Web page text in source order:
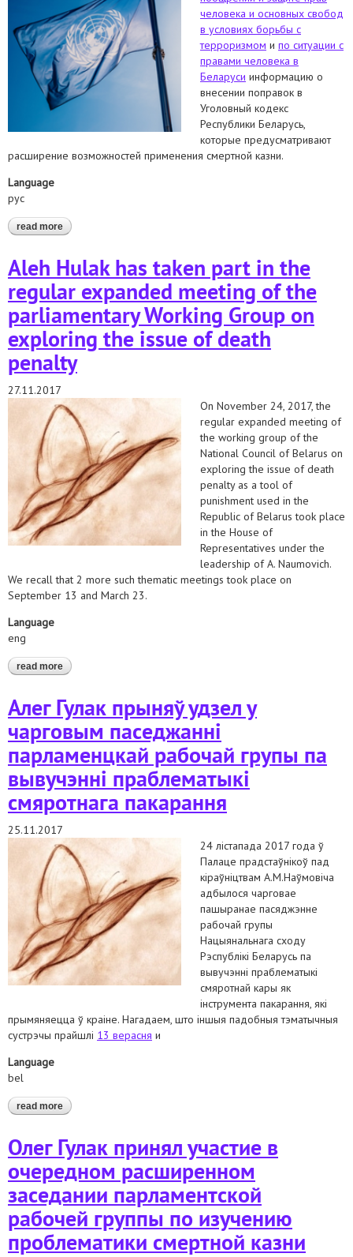
человека и основных свобод
в условиях борьбы с
терроризмом и по ситуации с
правами человека в
Беларуси информацию о
внесении поправок в
Уголовный кодекс
Республики Беларусь,
которые предусматривают
расширение возможностей применения смертной казни.
Language
рус
read more about направили в спецпроцедуры оон информацию о
поправках в уголовное законодательство, расширяющих
Aleh Hulak has taken part in the
regular expanded meeting of the
parliamentary Working Group on
exploring the issue of death
penalty
27.11.2017
On November 24, 2017, the
regular expanded meeting of
the working group of the
National Council of Belarus on
exploring the issue of death
penalty as a tool of
punishment used in the
Republic of Belarus took place
in the House of
Representatives under the
leadership of A. Naumovich.
We recall that 2 more such thematic meetings took place on
September 13 and March 23.
Language
eng
read more about aleh hulak has taken part in the regular expanded meeting
of the parliamentary working group on exploring the issue of
Алег Гулак прыняў удзел у
чарговым паседжанні
парламенцкай рабочай групы па
вывучэнні праблематыкі
смяротнага пакарання
25.11.2017
24 лістапада 2017 года ў
Палаце прадстаўнікоў пад
кіраўніцтвам А.М.Наўмовіча
адбылося чарговае
пашыранае пасяджэнне
рабочай групы
Нацыянальнага сходу
Рэспублікі Беларусь па
вывучэнні праблематыкі
смяротнай кары як
інструмента пакарання, які
прымяняецца ў краіне. Нагадаем, што іншыя падобныя тэматычныя
сустрэчы прайшлі 13 верасня и
Language
bel
read more about алег гулак прыняў удзел у чарговым паседжанні
парламенцкай рабочай групы па вывучэнні праблематыкі
Олег Гулак принял участие в
очередном расширенном
заседании парламентской
рабочей группы по изучению
проблематики смертной казни